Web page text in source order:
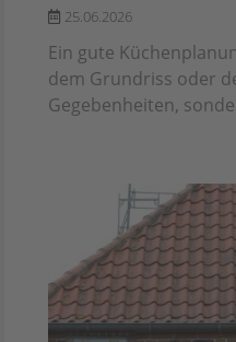
25.06.2026
Ein gute
dem Grundriss oder
Gegebenheiten,